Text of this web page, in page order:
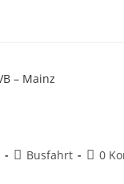
Busfahrt 0